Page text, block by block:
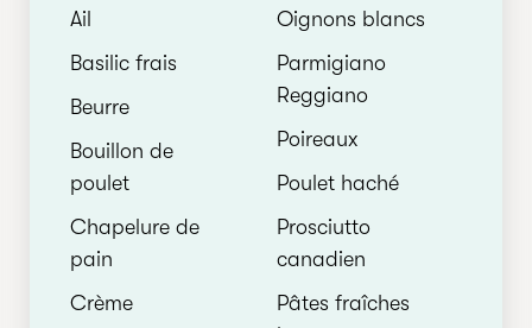
Ail
Basilic frais
Beurre
Bouillon de
poulet
Chapelure de
pain
Crème
Oignons blancs
Parmigiano
Reggiano
Poireaux
Poulet haché
Prosciutto
canadien
Pâtes fraîches